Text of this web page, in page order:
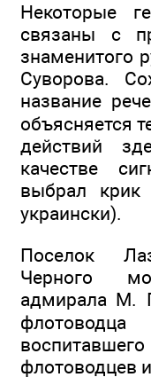
Некоторые
связаны с
знаменитого
Суворова.
название
объясняется
действий
качестве
выбрал
украински).
Поселок
Черного
адмирала М.
флотоводцев